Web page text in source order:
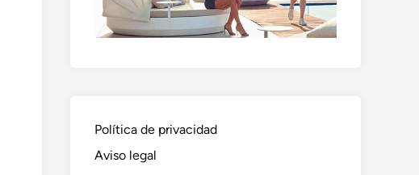
Política de privacidad
Aviso legal